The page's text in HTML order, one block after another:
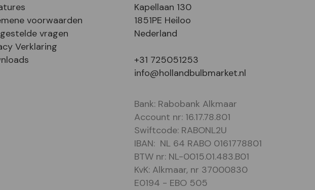
voorwaarden
vragen
Verklaring
Kapellaan 130
1851PE Heiloo
Nederland
+31 725051253
info@hollandbulbmarket.nl
Bank: Rabobank Alkmaar
Account nr: 16.17.78.801
Swiftcode: RABONL2U
IBAN: NL 64 RABO 0161778801
BTW nr: NL-0015.01.483.B01
KvK: Alkmaar, nr 37000830
E0194 - EBO 505